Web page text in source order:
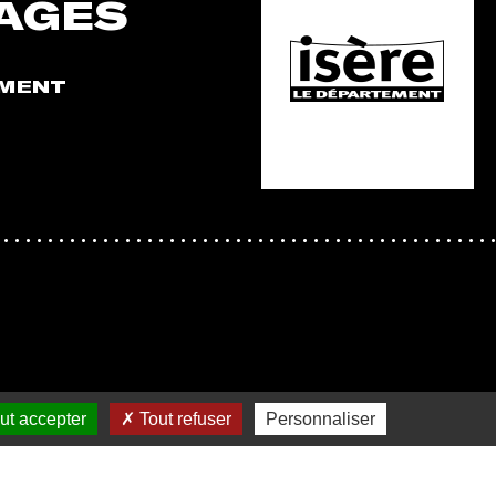
accepter Tout refuser Personnaliser